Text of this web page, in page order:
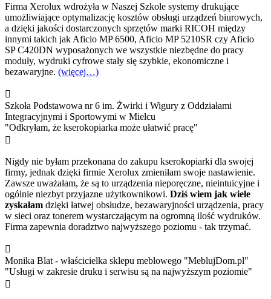
Firma Xerolux wdrożyła w Naszej Szkole systemy drukujące
umożliwiające optymalizację kosztów obsługi urządzeń biurowych,
a dzięki jakości dostarczonych sprzętów marki RICOH między
innymi takich jak Aficio MP 6500, Aficio MP 5210SR czy Aficio
SP C420DN wyposażonych we wszystkie niezbędne do pracy
moduły, wydruki cyfrowe stały się szybkie, ekonomiczne i
bezawaryjne. (więcej…)

Szkoła Podstawowa nr 6 im. Żwirki i Wigury z Oddziałami
Integracyjnymi i Sportowymi w Mielcu
"Odkryłam, że kserokopiarka może ułatwić pracę"

Nigdy nie byłam przekonana do zakupu kserokopiarki dla swojej
firmy, jednak dzięki firmie Xerolux zmieniłam swoje nastawienie.
Zawsze uważałam, że są to urządzenia nieporęczne, nieintuicyjne i
ogólnie niezbyt przyjazne użytkownikowi. Dziś wiem jak wiele
zyskałam dzięki łatwej obsłudze, bezawaryjności urządzenia, pracy
w sieci oraz tonerem wystarczającym na ogromną ilość wydruków.
Firma zapewnia doradztwo najwyższego poziomu - tak trzymać.

Monika Blat - właścicielka sklepu meblowego "MeblujDom.pl"
"Usługi w zakresie druku i serwisu są na najwyższym poziomie"
